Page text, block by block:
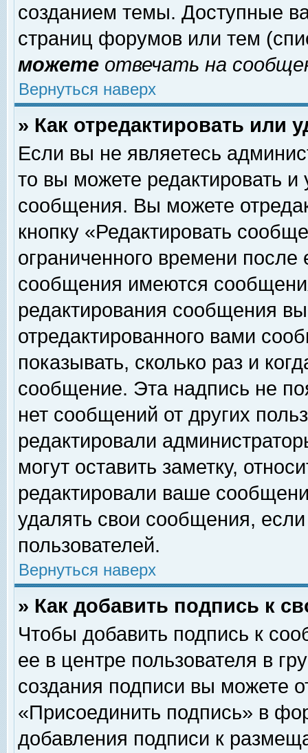
созданием темы. Доступные
страниц форумов или тем
можете отвечать на
Вернуться наверх
» Как отредактировать или
Если вы не являетесь
то вы можете редактировать и
сообщения. Вы можете
кнопку «Редактировать
ограниченного времени
сообщения имеются
редактирования сообщения
отредактированного вами
показывать, сколько раз и
сообщение. Эта надпись не
нет сообщений от других
редактировали
могут оставить заметку,
редактировали ваше
удалять свои сообщения,
пользователей.
Вернуться наверх
» Как добавить подпись к
Чтобы добавить подпись к
ее в центре пользователя в
создания подписи вы можете
«Присоединить подпись» в
добавления подписи к